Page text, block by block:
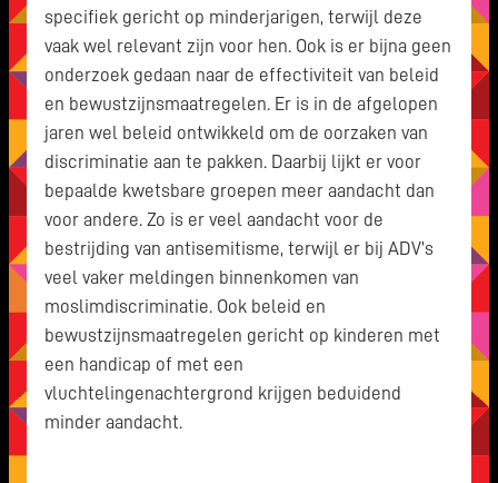
specifiek gericht op minderjarigen, terwijl deze
vaak wel relevant zijn voor hen. Ook is er bijna geen
onderzoek gedaan naar de effectiviteit van beleid
en bewustzijnsmaatregelen. Er is in de afgelopen
jaren wel beleid ontwikkeld om de oorzaken van
discriminatie aan te pakken. Daarbij lijkt er voor
bepaalde kwetsbare groepen meer aandacht dan
voor andere. Zo is er veel aandacht voor de
bestrijding van antisemitisme, terwijl er bij ADV’s
veel vaker meldingen binnenkomen van
moslimdiscriminatie. Ook beleid en
bewustzijnsmaatregelen gericht op kinderen met
een handicap of met een
vluchtelingenachtergrond krijgen beduidend
minder aandacht.